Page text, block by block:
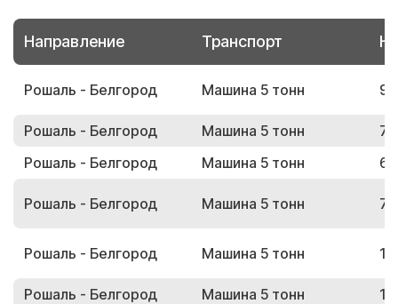
Направление Транспорт
Рошаль - Белгород Машина 5 тонн
Рошаль - Белгород Машина 5 тонн
Рошаль - Белгород
Машина 5 тонн
Рошаль - Белгород Машина 5 тонн
Рошаль - Белгород Машина 5 тонн
Рошаль - Белгород Машина 5 тонн